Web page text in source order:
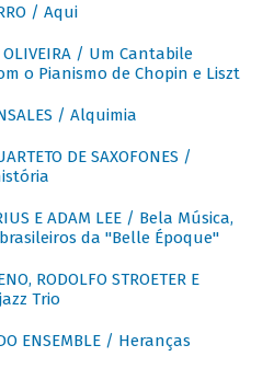
/ Aqui
OLIVEIRA / Um Cantabile
o Pianismo de Chopin e Liszt
/ Alquimia
DE SAXOFONES /
E ADAM LEE / Bela Música,
da "Belle Époque"
RODOLFO STROETER E
Trio
ENSEMBLE / Heranças